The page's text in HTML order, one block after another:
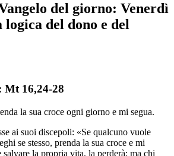
del giorno: Venerdì
logica del dono e del
Mt 16,24-28
ai suoi discepoli: «Se qualcuno vuole
se stesso, prenda la sua croce e mi
salvare la propria vita, la perderà; ma chi